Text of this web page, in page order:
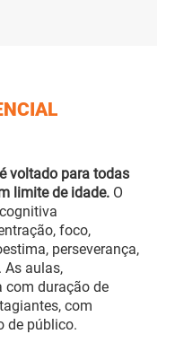
voltado para todas
limite de idade. O
foco,
perseverança,
As aulas,
com duração de
com
de público.